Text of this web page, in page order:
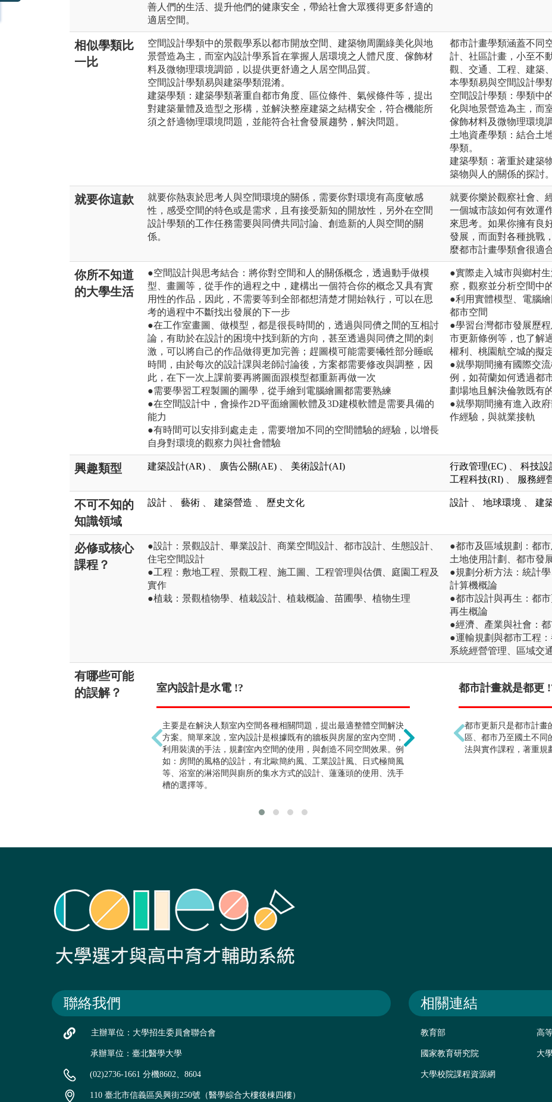
善人們的生活、提升他們的健康安全，帶給社會大眾獲得更多舒適的
適居空間。
相似學類比
一比
空間設計學類中的景觀學系以都市開放空間、建築物周圍綠美化與地
景營造為主，而室內設計學系旨在掌握人居環境之人體尺度、傢飾材
料及微物理環境調節，以提供更舒適之人居空間品質。
空間設計學類易與建築學類混淆。
建築學類：建築學類著重自都市角度、區位條件、氣候條件等，提出
對建築量體及造型之形構，並解決整座建築之結構安全，符合機能所
須之舒適物理環境問題，並能符合社會發展趨勢，解決問題。
都市計畫學類涵蓋不同
計、社區計畫，小至不
觀、交通、工程、建築
本學類易與空間設計學
空間設計學類：學類中
化與地景營造為主，而
傢飾材料及微物理環境
土地資產學類：結合土
學類。
建築學類：著重於建築
築物與人的關係的探討。
就要你這款
就要你熱衷於思考人與空間環境的關係，需要你對環境有高度敏感
性，感受空間的特色或是需求，且有接受新知的開放性，另外在空間
設計學類的工作任務需要與同儕共同討論、創造新的人與空間的關
係。
就要你樂於觀察社會、
一個城市該如何有效運
來思考。如果你擁有良
發展，而面對各種挑戰
麼都市計畫學類會很適
你所不知道
的大學生活
●空間設計與思考結合：將你對空間和人的關係概念，透過動手做模
型、畫圖等，從手作的過程之中，建構出一個符合你的概念又具有實
用性的作品，因此，不需要等到全部都想清楚才開始執行，可以在思
考的過程中不斷找出發展的下一步
●在工作室畫圖、做模型，都是很長時間的，透過與同儕之間的互相討
論，有助於在設計的困境中找到新的方向，甚至透過與同儕之間的刺
激，可以將自己的作品做得更加完善；趕圖模可能需要犧牲部分睡眠
時間，由於每次的設計課與老師討論後，方案都需要修改與調整，因
此，在下一次上課前要再將圖面跟模型都重新再做一次
●需要學習工程製圖的圖學，從手繪到電腦繪圖都需要熟練
●在空間設計中，會操作2D平面繪圖軟體及3D建模軟體是需要具備的
能力
●有時間可以安排到處走走，需要增加不同的空間體驗的經驗，以增長
自身對環境的觀察力與社會體驗
●實際走入城市與鄉村
察，觀察並分析空間中
●利用實體模型、電腦
都市空間
●學習台灣都市發展歷
市更新條例等，也了解
權利、桃園航空城的擬
●就學期間擁有國際交
例，如荷蘭如何透過都
劃場地且解決倫敦既有
●就學期間擁有進入政
作經驗，與就業接軌
興趣類型 建築設計(AR) 廣告公關(AE) 美術設計(AI) 行政管理(EC) 科技設
工程科技(RI)
服務經
不可不知的
知識領域
設計 藝術 建築營造 歷史文化 設計 地球環境 建
必修或核心
課程？
●設計：景觀設計、畢業設計、商業空間設計、都市設計、生態設計、
住宅空間設計
●工程：敷地工程、景觀工程、施工圖、工程管理與估價、庭園工程及
實作
●植栽：景觀植物學、植栽設計、植栽概論、苗圃學、植物生理
●都市及區域規劃：都
土地使用計劃、都市發
●規劃分析方法：統計
計算機概論
●都市設計與再生：都
再生概論
●經濟、產業與社會：
●運輸規劃與都市工程
系統經營管理、區域交
有哪些可能
的誤解？
室內設計是水電 !?
主要是在解決人類室內空間各種相關問題，提出最適整體空間解決
方案。簡單來說，室內設計是根據既有的牆板與房屋的室內空間，
利用裝潢的手法，規劃室內空間的使用，與創造不同空間效果。例
如：房間的風格的設計，有北歐簡約風、工業設計風、日式極簡風
等、浴室的淋浴間與廁所的集水方式的設計、蓮蓬頭的使用、洗手
槽的選擇等。
景觀設計是種植物 !?
核心學習重點在環境整體的規
尺度的都市廣場，到大尺度的
認識是其中的必備的能力，景
都市計畫就是都更
都市更新只是都市計畫
區、都市乃至國土不
法與實作課程，著重規
聯絡我們
主辦單位：大學招生委員會聯合會
承辦單位：臺北醫學大學
(02)2736-1661 分機8602、8604
110 臺北市信義區吳興街250號（醫學綜合大樓後棟四樓）
相關連結
教育部 高
國家教育研究院 大
大學校院課程資源網